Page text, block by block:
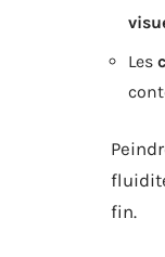
Les
fin.